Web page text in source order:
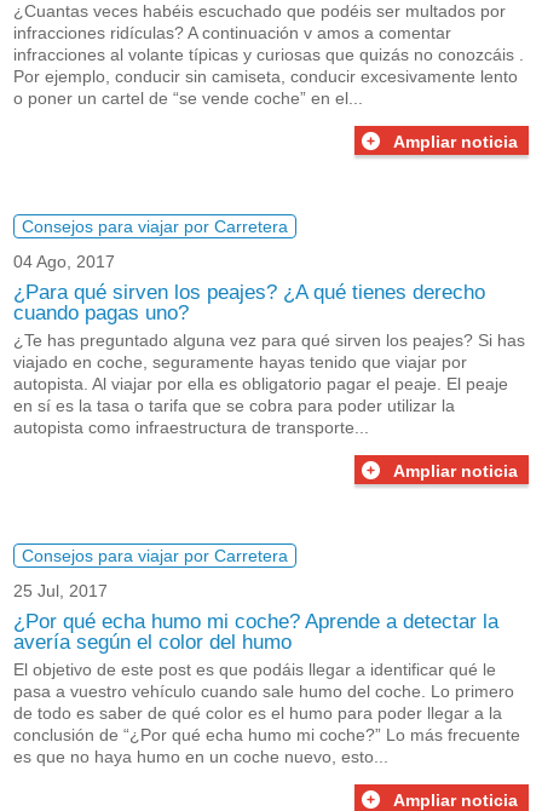
¿Cuantas veces habéis escuchado que podéis ser multados por
infracciones ridículas? A continuación v amos a comentar
infracciones al volante típicas y curiosas que quizás no conozcáis .
Por ejemplo, conducir sin camiseta, conducir excesivamente lento
o poner un cartel de “se vende coche” en el...
Ampliar noticia
Consejos para viajar por Carretera
04 Ago, 2017
¿Para qué sirven los peajes? ¿A qué tienes derecho
cuando pagas uno?
¿Te has preguntado alguna vez para qué sirven los peajes? Si has
viajado en coche, seguramente hayas tenido que viajar por
autopista. Al viajar por ella es obligatorio pagar el peaje. El peaje
en sí es la tasa o tarifa que se cobra para poder utilizar la
autopista como infraestructura de transporte...
Ampliar noticia
Consejos para viajar por Carretera
25 Jul, 2017
¿Por qué echa humo mi coche? Aprende a detectar la
avería según el color del humo
El objetivo de este post es que podáis llegar a identificar qué le
pasa a vuestro vehículo cuando sale humo del coche. Lo primero
de todo es saber de qué color es el humo para poder llegar a la
conclusión de “¿Por qué echa humo mi coche?” Lo más frecuente
es que no haya humo en un coche nuevo, esto...
Ampliar noticia